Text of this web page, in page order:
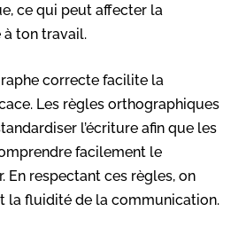
ce qui peut affecter la
à ton travail.
correcte facilite la
Les règles orthographiques
l’écriture afin que les
facilement le
En respectant ces règles, on
la fluidité de la communication.